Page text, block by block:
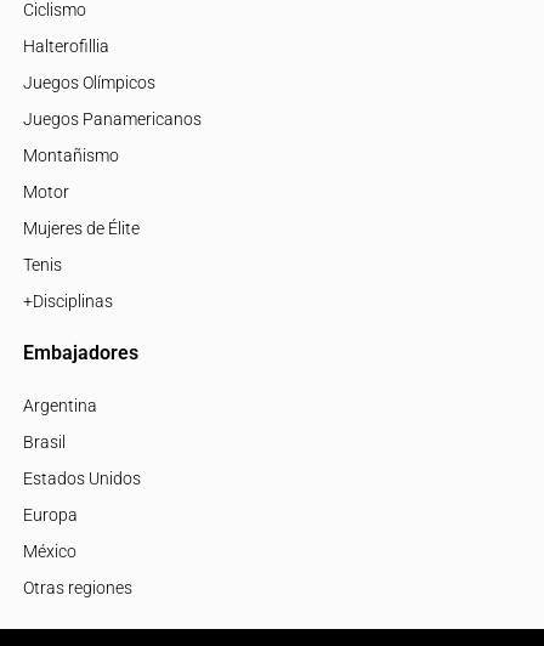
Ciclismo
Halterofillia
Juegos Olímpicos
Juegos Panamericanos
Montañismo
Motor
Mujeres de Élite
Tenis
+Disciplinas
Embajadores
Argentina
Brasil
Estados Unidos
Europa
México
Otras regiones